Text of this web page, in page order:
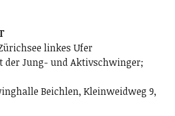
linkes Ufer
der Jung- und Aktivschwinger;
Beichlen, Kleinweidweg 9,